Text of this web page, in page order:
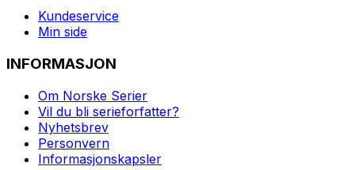
Kundeservice
Min side
INFORMASJON
Om Norske Serier
Vil du bli serieforfatter?
Nyhetsbrev
Personvern
Informasjonskapsler